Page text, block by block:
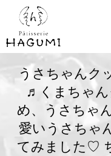
うさちゃんク
♬くまちゃん
め、うさちゃ
愛いうさちゃ
てみました♡